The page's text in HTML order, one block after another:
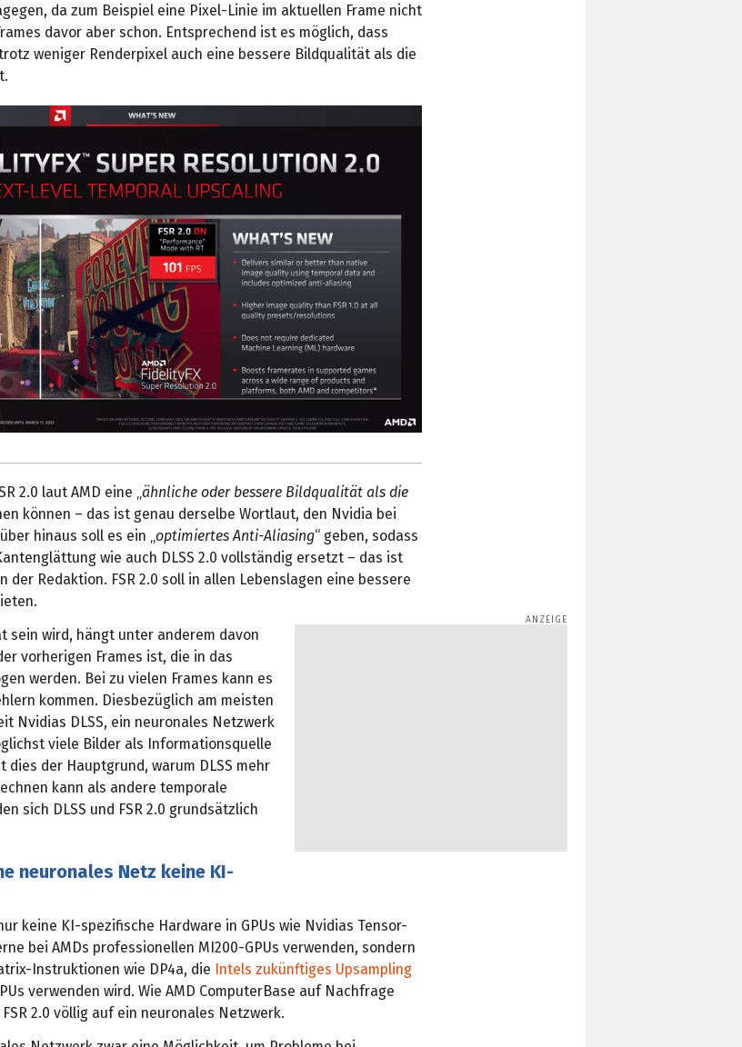
da zum Beispiel eine Pixel-Linie im aktuellen Frame nicht
davor aber schon. Entsprechend ist es möglich, dass
weniger Renderpixel auch eine bessere Bildqualität als die
2.0 laut AMD eine „ähnliche oder bessere Bildqualität als die
können – das ist genau derselbe Wortlaut, den Nvidia bei
hinaus soll es ein „optimiertes Anti-Aliasing“ geben, sodass
wie auch DLSS 2.0 vollständig ersetzt – das ist
der Redaktion. FSR 2.0 soll in allen Lebenslagen eine bessere
sein wird, hängt unter anderem davon
vorherigen Frames ist, die in das
werden. Bei zu vielen Frames kann es
kommen. Diesbezüglich am meisten
Nvidias DLSS, ein neuronales Netzwerk
viele Bilder als Informationsquelle
dies der Hauptgrund, warum DLSS mehr
kann als andere temporale
sich DLSS und FSR 2.0 grundsätzlich
neuronales Netz keine KI-
keine KI-spezifische Hardware in GPUs wie Nvidias Tensor-
bei AMDs professionellen MI200-GPUs verwenden, sondern
Instruktionen wie DP4a, die Intels zukünftiges Upsampling
verwenden wird. Wie AMD ComputerBase auf Nachfrage
2.0 völlig auf ein neuronales Netzwerk.